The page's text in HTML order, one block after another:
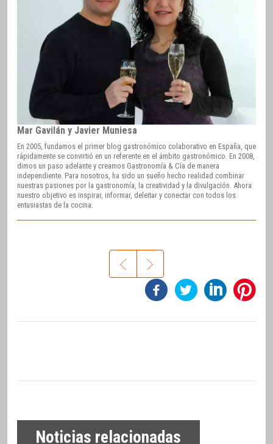
Mar Gavilán y Javier Muniesa
En 2005, fundamos el primer blog gastronómico colaborativo en España, que
rápidamente se convirtió en un referente en el ámbito gastronómico. En 2008,
dimos un paso adelante y creamos Gastronomía & Cía de manera
independiente. Para nosotros, ha sido un sueño hecho realidad combinar
nuestras pasiones por la gastronomía, la creatividad y la divulgación. Ahora
nuestro objetivo es inspirar, informar, deleitar y conectar con todos los
entusiastas de la cocina.
Noticias relacionadas